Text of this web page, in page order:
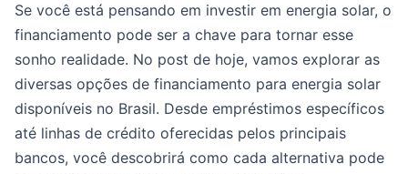
Se você está pensando em investir em energia solar, o
financiamento pode ser a chave para tornar esse
sonho realidade. No post de hoje, vamos explorar as
diversas opções de financiamento para energia solar
disponíveis no Brasil. Desde empréstimos específicos
até linhas de crédito oferecidas pelos principais
bancos, você descobrirá como cada alternativa pode